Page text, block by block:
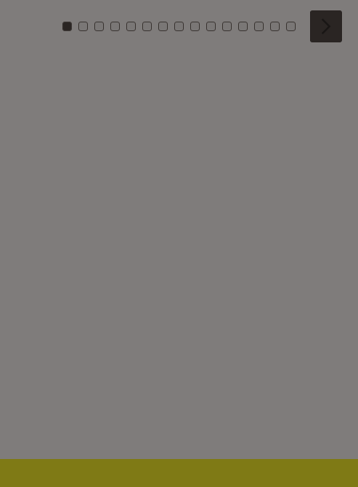
Zu Kachel: 0
Zu Kachel: 1
Zu Kachel: 2
Zu Kachel: 3
Zu Kachel: 4
Zu Kachel: 5
Zu Kachel: 6
Zu Kachel: 7
Zu Kachel: 8
Zu Kachel: 9
Zu Kachel: 10
Zu Kachel: 11
Zu Kachel: 12
Zu Kachel:
Zu